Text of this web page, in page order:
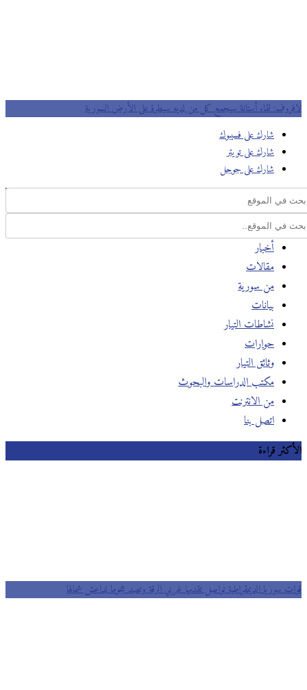
لافروف: لقاء أستانة سيجمع كل من لديه سيطرة على الأرض السورية
شارك على فسيبوك
شارك على تويتر
شارك على جوجل
أخبار
مقالات
من سورية
بيانات
نشاطات التيار
حوارات
وثائق التيار
مكتب الدراسات والبحوث
من الانترنت
اتصل بنا
الأكثر قراءة
قوات سوريا الديمقراطية تواصل تقدمها غربي الرقة وتصد هجوما لداعش شمالها